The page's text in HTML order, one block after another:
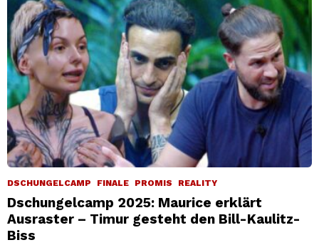
DSCHUNGELCAMP FINALE PROMIS REALITY
Dschungelcamp 2025: Maurice erklärt
Ausraster – Timur gesteht den Bill-Kaulitz-
Biss